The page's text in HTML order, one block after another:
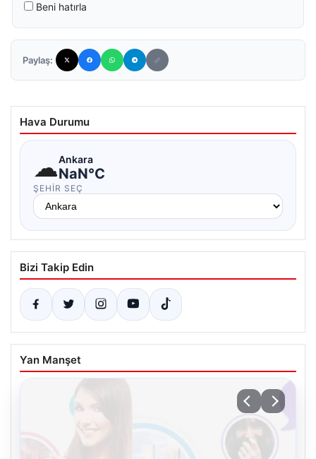
Beni hatırla
Paylaş:
Hava Durumu
☁Ankara
NaN°C
ŞEHIR SEÇ
Bizi Takip Edin
Yan Manşet